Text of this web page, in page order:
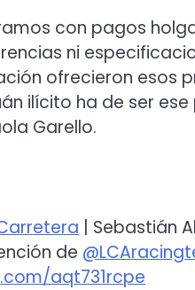
con pagos
ni
ofrecieron esos
ilícito ha de ser
Garello.
| Sebastián
de
aqt731rcpe